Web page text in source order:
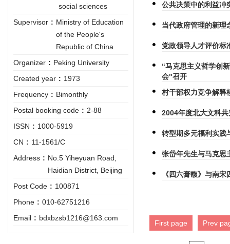
social sciences
Supervisor : Ministry of Education
of the People's
Republic of China
Organizer : Peking University
Created year : 1973
Frequency : Bimonthly
Postal booking code : 2-88
ISSN : 1000-5919
CN : 11-1561/C
Address : No.5 Yiheyuan Road,
Haidian District, Beijing
Post Code : 100871
Phone : 010-62751216
Email : bdxbzsb1216@163.com
公共决策中的利益冲
当代政府管理的新理
党政领导人才评价标
“马克思主义哲学创
会"召开
村干部权力竞争解
2004年度北大文科
转型期多元福利实践
张岱年先生与马克思
《四六膏馥》与南
First page Prev